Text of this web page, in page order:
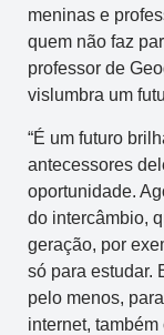
meninas e
quem não faz
professor de
vislumbra um
“É um futuro
antecessores
oportunidade.
do intercâmbio,
geração, por
só para estudar.
pelo menos,
internet,